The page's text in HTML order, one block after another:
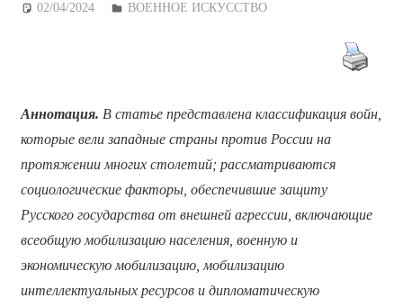
02/04/2024 Дежурный по Редакции
ВОЕННОЕ ИСКУССТВО
Аннотация. В статье представлена классификация войн,
которые вели западные страны против России на
протяжении многих столетий; рассматриваются
социологические факторы, обеспечившие защиту
Русского государства от внешней агрессии, включающие
всеобщую мобилизацию населения, военную и
экономическую мобилизацию, мобилизацию
интеллектуальных ресурсов и дипломатическую